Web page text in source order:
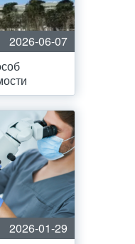
2026-06-07
2026-01-29